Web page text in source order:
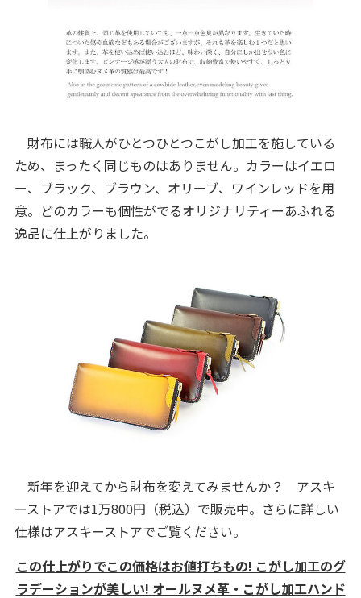
財布には職人がひとつひとつこがし加工を施している
ため、まったく同じものはありません。カラーはイエロ
ー、ブラック、ブラウン、オリーブ、ワインレッドを用
意。どのカラーも個性がでるオリジナリティーあふれる
逸品に仕上がりました。
新年を迎えてから財布を変えてみませんか？ アスキ
ーストアでは1万800円（税込）で販売中。さらに詳しい
仕様はアスキーストアでご覧ください。
この仕上がりでこの価格はお値打ちもの! こがし加工のグ
ラデーションが美しい! オールヌメ革・こがし加工ハンド